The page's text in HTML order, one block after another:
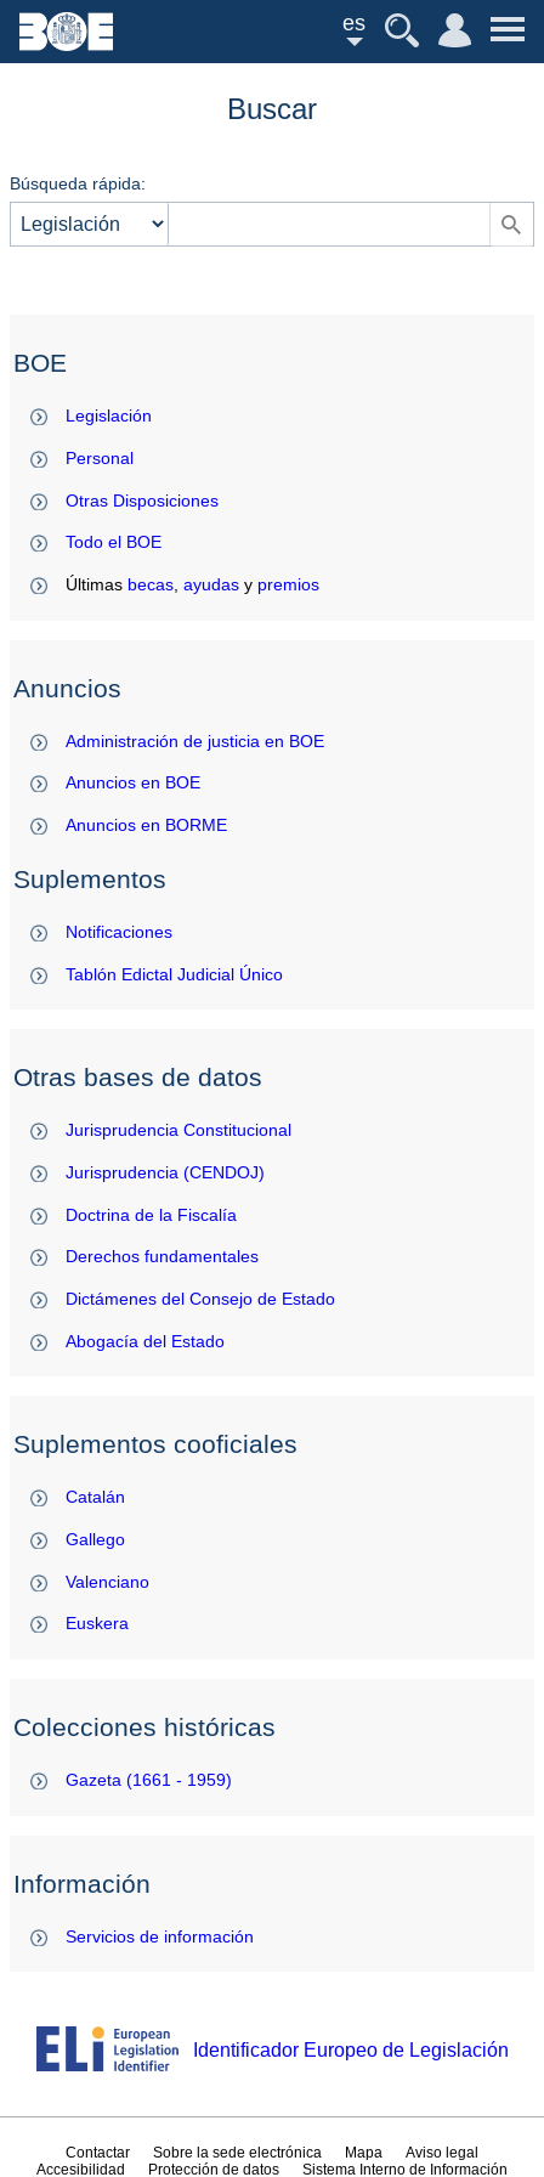
es
Buscar
Búsqueda rápida:
BOE
Legislación
Personal
Otras Disposiciones
Todo el BOE
Últimas becas ,ayudas y premios
Anuncios
Administración de justicia en BOE
Anuncios en BOE
Anuncios en BORME
Suplementos
Notificaciones
Tablón Edictal Judicial Único
Otras bases de datos
Jurisprudencia Constitucional
Jurisprudencia (CENDOJ)
Doctrina de la Fiscalía
Derechos fundamentales
Dictámenes del Consejo de Estado
Abogacía del Estado
Suplementos cooficiales
Catalán
Gallego
Valenciano
Euskera
Colecciones históricas
Gazeta (1661 - 1959)
Información
Servicios de información
Identificador Europeo de Legislación
Contactar Sobre la sede electrónica Mapa
Aviso legal
Accesibilidad
Protección de datos Sistema Interno de Información